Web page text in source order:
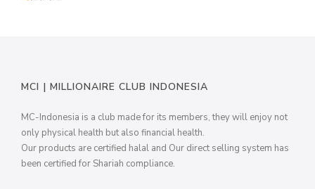
MCI | MILLIONAIRE CLUB INDONESIA
MC-Indonesia is a club made for its members, they will enjoy not
only physical health but also financial health.
Our products are certified halal and Our direct selling system has
been certified for Shariah compliance.